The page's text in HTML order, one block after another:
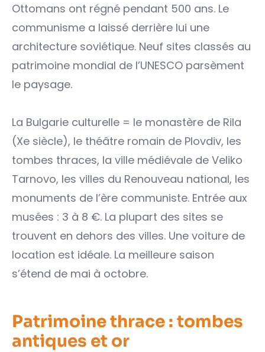
Ottomans ont régné pendant 500 ans. Le
communisme a laissé derrière lui une
architecture soviétique. Neuf sites classés au
patrimoine mondial de l’UNESCO parsèment
le paysage.
La Bulgarie culturelle = le monastère de Rila
(Xe siècle), le théâtre romain de Plovdiv, les
tombes thraces, la ville médiévale de Veliko
Tarnovo, les villes du Renouveau national, les
monuments de l’ère communiste. Entrée aux
musées : 3 à 8 €. La plupart des sites se
trouvent en dehors des villes. Une voiture de
location est idéale. La meilleure saison
s’étend de mai à octobre.
Patrimoine thrace : tombes
antiques et or